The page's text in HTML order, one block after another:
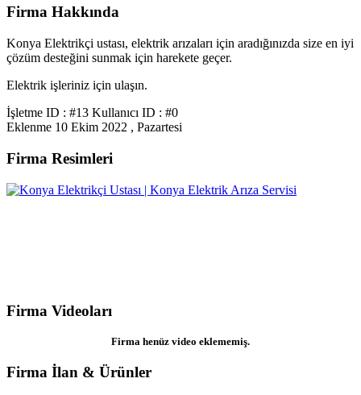
Firma Hakkında
Konya Elektrikçi ustası, elektrik arızaları için aradığınızda size en iyi
çözüm desteğini sunmak için harekete geçer.
Elektrik işleriniz için ulaşın.
İşletme ID : #13 Kullanıcı ID : #0
Eklenme 10 Ekim 2022 , Pazartesi
Firma Resimleri
Firma Videoları
Firma henüz video eklememiş.
Firma İlan & Ürünler